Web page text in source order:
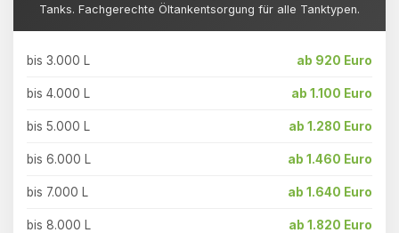
Tanks. Fachgerechte Öltankentsorgung für alle Tanktypen.
bis 3.000 L ab 920 Euro
bis 4.000 L ab 1.100 Euro
bis 5.000 L ab 1.280 Euro
bis 6.000 L ab 1.460 Euro
bis 7.000 L ab 1.640 Euro
bis 8.000 L ab 1.820 Euro